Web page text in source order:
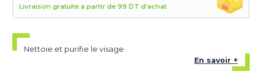
Livraison gratuite à partir de 99 DT d'achat
Nettoie et purifie le visage
En savoir +